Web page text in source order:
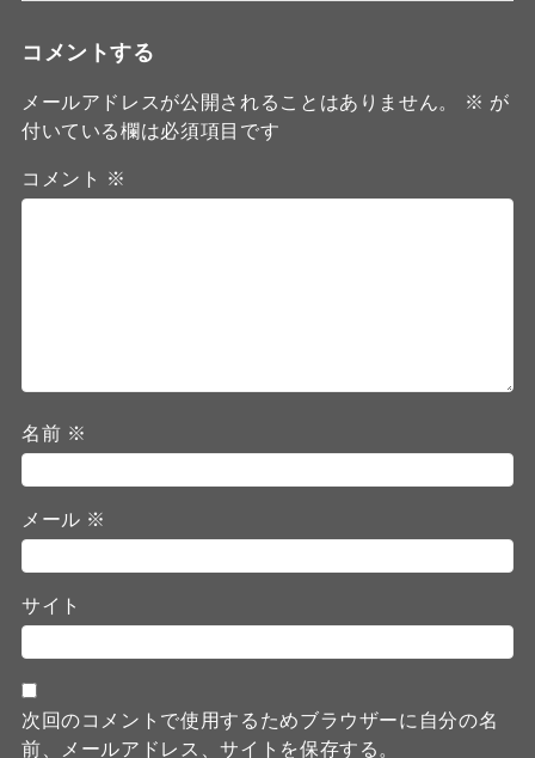
コメントする
メールアドレスが公開されることはありません。 ※ が
付いている欄は必須項目です
コメント ※
名前 ※
メール ※
サイト
次回のコメントで使用するためブラウザーに自分の名
前、メールアドレス、サイトを保存する。